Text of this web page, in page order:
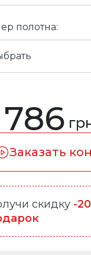
полотна:
Заказать
скидку -